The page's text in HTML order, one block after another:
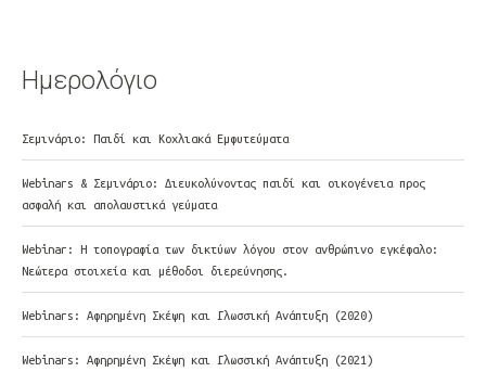
Ημερολόγιο
Σεμινάριο: Παιδί και Κοχλιακά Εμφυτεύματα
Webinars & Σεμινάριο: Διευκολύνοντας παιδί και οικογένεια προς
ασφαλή και απολαυστικά γεύματα
Webinar: Η τοπογραφία των δικτύων λόγου στον ανθρώπινο εγκέφαλο:
Νεώτερα στοιχεία και μέθοδοι διερεύνησης.
Webinars: Αφηρημένη Σκέψη και Γλωσσική Ανάπτυξη (2020)
Webinars: Αφηρημένη Σκέψη και Γλωσσική Ανάπτυξη (2021)